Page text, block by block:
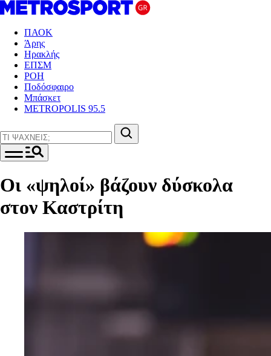
ΠΑΟΚ
Άρης
Ηρακλής
ΕΠΣΜ
ΡΟΗ
Ποδόσφαιρο
Μπάσκετ
METROPOLIS 95.5
Οι «ψηλοί» βάζουν δύσκολα
στον Καστρίτη